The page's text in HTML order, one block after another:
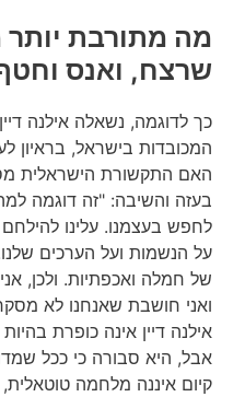
מה מתורבת יותר
שרצח, ואנס
כך לדוגמה, נשאלה אילנה
האם התקשורת הישראלית
בעזה והשיבה: "זה דוגמה
לחפש בעצמנו. עלינו להילחם
על הנשמות ועל הערכים
של חמלה ואכפתיות. ולכן,
ואני חושבת שאנחנו לא
אילנה דיין אינה כופרת
אבל, היא סבורה כי ככל
קיום איננה מלחמה